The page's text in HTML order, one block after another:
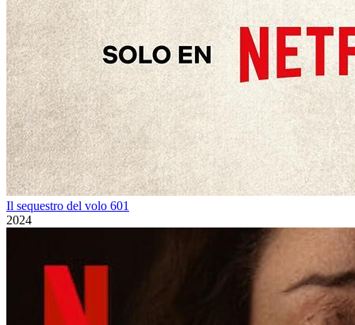
Il sequestro del volo 601
2024